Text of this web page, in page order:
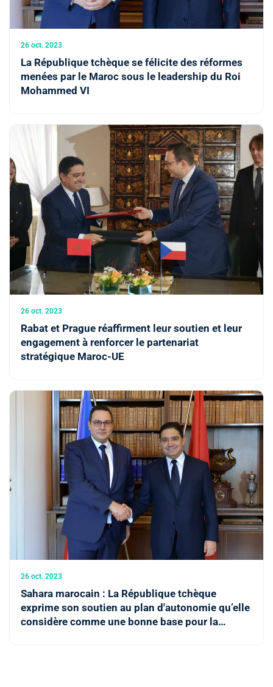
26 oct. 2023
La République tchèque se félicite des réformes
menées par le Maroc sous le leadership du Roi
Mohammed VI
26 oct. 2023
Rabat et Prague réaffirment leur soutien et leur
engagement à renforcer le partenariat
stratégique Maroc-UE
26 oct. 2023
Sahara marocain : La République tchèque
exprime son soutien au plan d'autonomie qu’elle
considère comme une bonne base pour la